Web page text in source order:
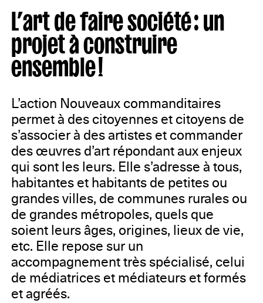
L’art de faire société : un
projet à construire
ensemble !
L’action Nouveaux commanditaires
permet à des citoyennes et citoyens de
s’associer à des artistes et commander
des œuvres d’art répondant aux enjeux
qui sont les leurs. Elle s’adresse à tous,
habitantes et habitants de petites ou
grandes villes, de communes rurales ou
de grandes métropoles, quels que
soient leurs âges, origines, lieux de vie,
etc. Elle repose sur un
accompagnement très spécialisé, celui
de médiatrices et médiateurs et formés
et agréés.